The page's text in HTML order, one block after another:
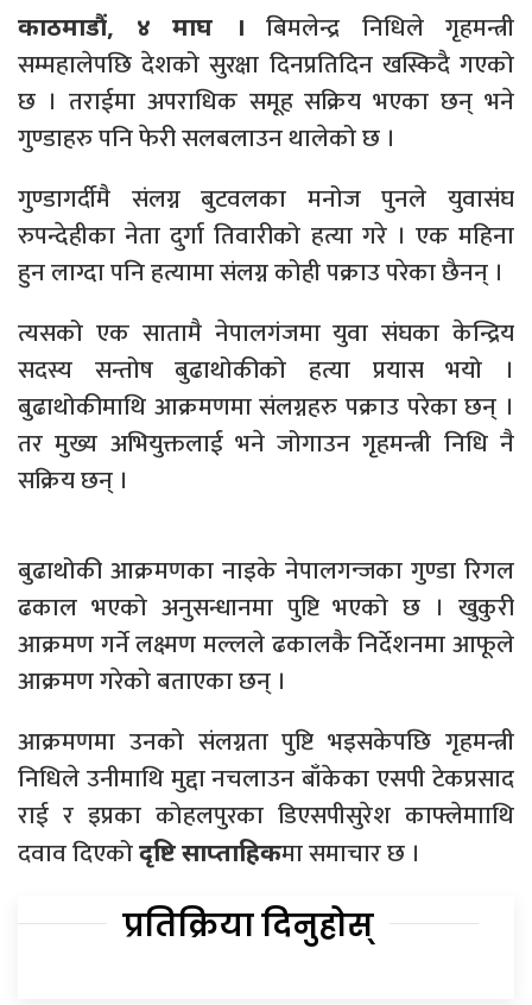
काठमाडौं, ४ माघ ।
बिमलेन्द्र निधिले गृहमन्त्री
सम्महालेपछि देशको सुरक्षा दिनप्रतिदिन खस्किदै गएको
छ । तराईमा अपराधिक समूह सक्रिय भएका छन् भने
गुण्डाहरु पनि फेरी सलबलाउन थालेको छ ।
गुण्डागर्दीमै संलग्न बुटवलका मनोज पुनले युवासंघ
रुपन्देहीका नेता दुर्गा तिवारीको हत्या गरे । एक महिना
हुन लाग्दा पनि हत्यामा संलग्न कोही पक्राउ परेका छैनन् ।
त्यसको एक सातामै नेपालगंजमा युवा संघका केन्द्रिय
सदस्य सन्तोष बुढाथोकीको हत्या प्रयास भयो ।
बुढाथोकीमाथि आक्रमणमा संलग्नहरु पक्राउ परेका छन् ।
तर मुख्य अभियुक्तलाई भने जोगाउन गृहमन्त्री निधि नै
सक्रिय छन् ।
बुढाथोकी आक्रमणका नाइके नेपालगन्जका गुण्डा रिगल
ढकाल भएको अनुसन्धानमा पुष्टि भएको छ । खुकुरी
आक्रमण गर्ने लक्ष्मण मल्लले ढकालकै निर्देशनमा आफूले
आक्रमण गरेको बताएका छन् ।
आक्रमणमा उनको संलग्नता पुष्टि भइसकेपछि गृहमन्त्री
निधिले उनीमाथि मुद्दा नचलाउन बाँकेका एसपी टेकप्रसाद
राई र इप्रका कोहलपुरका डिएसपीसुरेश काफ्लेमााथि
दवाव दिएकोदृष्टि साप्ताहिकमा समाचार छ ।
प्रतिक्रिया दिनुहोस्